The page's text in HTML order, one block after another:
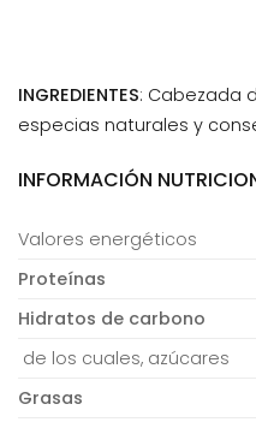
INGREDIENTES: Cabezada
especias naturales y
INFORMACIÓN
Valores energéticos
Proteínas
Hidratos de carbono
de los cuales, azúcares
Grasas